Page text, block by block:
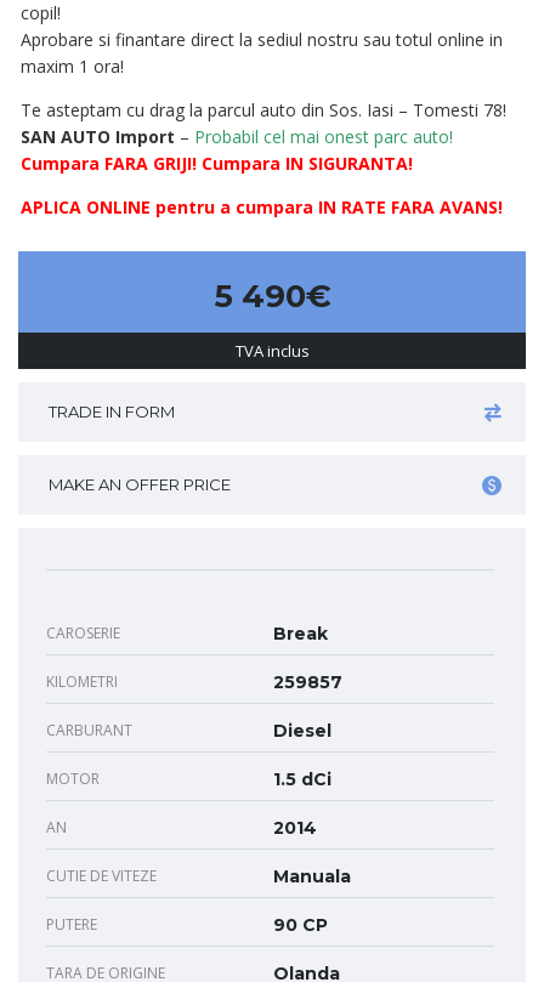
copil!
Aprobare si finantare direct la sediul nostru sau totul online in
maxim 1 ora!
Te asteptam cu drag la parcul auto din Sos. Iasi – Tomesti 78!
SAN AUTO Import – Probabil cel mai onest parc auto!
Cumpara FARA GRIJI! Cumpara IN SIGURANTA!
APLICA ONLINE pentru a cumpara IN RATE FARA AVANS!
5 490€
TVA inclus
TRADE IN FORM
MAKE AN OFFER PRICE
CAROSERIE Break
KILOMETRI 259857
CARBURANT Diesel
MOTOR 1.5 dCi
AN 2014
CUTIE DE VITEZE Manuala
PUTERE 90 CP
TARA DE ORIGINE Olanda